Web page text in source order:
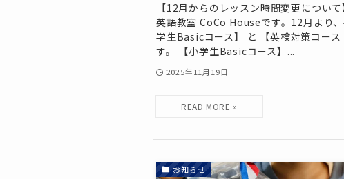
【12月からのレッスン時間変更につい
英語教室 CoCo Houseです。12月より
学生Basicコース】 と 【英検対策コー
す。 【小学生Basicコース】...
2025年11月19日
お知らせ